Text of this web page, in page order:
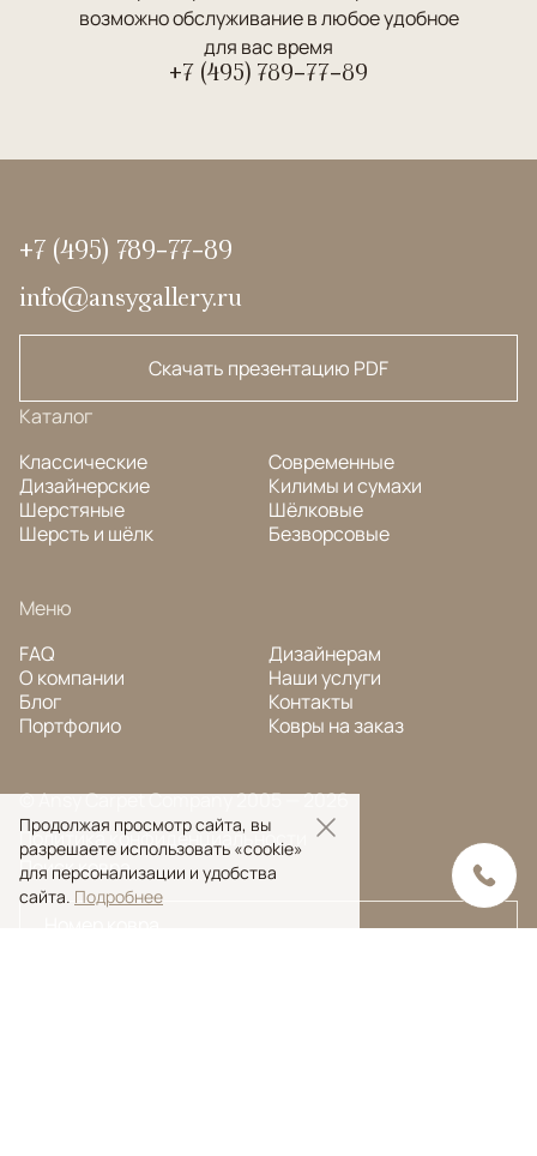
возможно обслуживание в любое удобное
для вас время
+7 (495) 789-77-89
+7 (495) 789-77-89
info@ansygallery.ru
Скачать презентацию PDF
Каталог
Классические
Дизайнерские
Шерстяные
Шерсть и шёлк
Современные
Килимы и сумахи
Шёлковые
Безворсовые
Меню
FAQ
О компании
Блог
Портфолио
Дизайнерам
Наши услуги
Контакты
Ковры на заказ
© Ansy Carpet Company 2005 — 2026
Политика конфиденциальности
Поиск ковра
Продолжая просмотр сайта, вы
разрешаете использовать «cookie»
для персонализации и удобства
сайта. Подробнее